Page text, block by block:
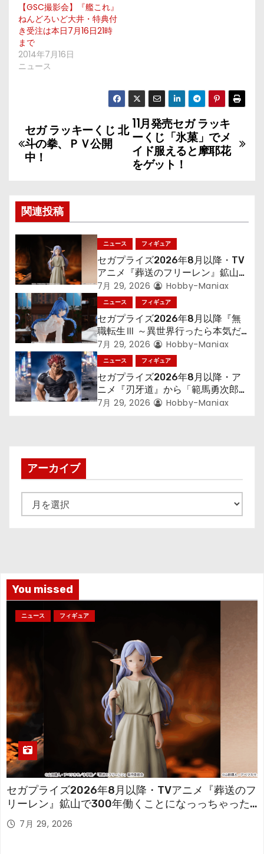
【GSC撮影会】『艦これ』
ねんどろいど大井・特典付
き受注は本日7月16日21時
まで
2014年7月16日
ニュース
投
稿
ビ
ゲ
ー
シ
ョ
ン
11月発売セガ ラッキ
ーくじ「氷菓」でメ
イド服えると摩耶花
をゲット！
セガ ラッキーくじ 北
斗の拳、ＰＶ公開
中！
関連投稿
ニュース フィギュア
セガプライズ2026年8月以降・TV
アニメ『葬送のフリーレン』鉱山で
300年働くことになっっちゃった
「フリーレン」を立体化！
7月 29, 2026 Hobby-Maniax
ニュース フィギュア
セガプライズ2026年8月以降『無
職転生Ⅲ ～異世界行ったら本気だ
す～』から「ロキシー」のフィギュ
アが登場！
7月 29, 2026 Hobby-Maniax
ニュース フィギュア
セガプライズ2026年8月以降・ア
ニメ『刃牙道』から「範馬勇次郎」
が登場ッッ!!
7月 29, 2026 Hobby-Maniax
アーカイブ
ー
You missed
ニュース フィギュア
セガプライズ2026年8月以降・TVアニメ『葬送のフ
リーレン』鉱山で300年働くことになっっちゃった
「フリーレン」を立体化！
7月 29, 2026